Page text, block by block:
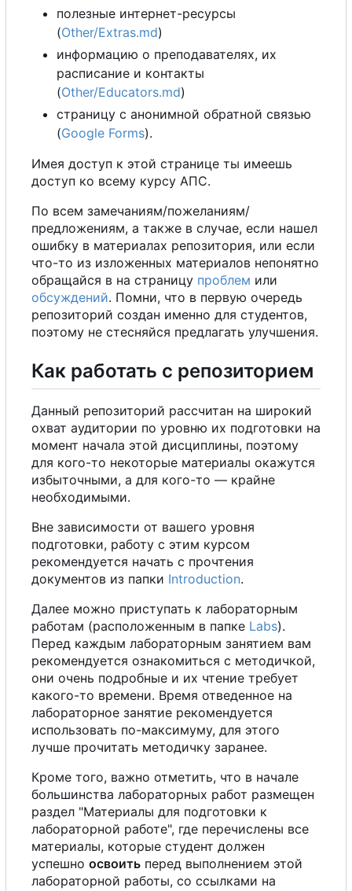
полезные интернет-ресурсы
(Other/Extras.md)
информацию о преподавателях, их
расписание и контакты
(Other/Educators.md)
страницу с анонимной обратной связью
(Google Forms).
Имея доступ к этой странице ты имеешь
доступ ко всему курсу АПС.
По всем замечаниям/пожеланиям/
предложениям, а также в случае, если нашел
ошибку в материалах репозитория, или если
что-то из изложенных материалов непонятно
обращайся в на страницу проблем или
обсуждений. Помни, что в первую очередь
репозиторий создан именно для студентов,
поэтому не стесняйся предлагать улучшения.
Как работать с репозиторием
Данный репозиторий рассчитан на широкий
охват аудитории по уровню их подготовки на
момент начала этой дисциплины, поэтому
для кого-то некоторые материалы окажутся
избыточными, а для кого-то — крайне
необходимыми.
Вне зависимости от вашего уровня
подготовки, работу с этим курсом
рекомендуется начать с прочтения
документов из папки Introduction.
Далее можно приступать к лабораторным
работам (расположенным в папке Labs).
Перед каждым лабораторным занятием вам
рекомендуется ознакомиться с методичкой,
они очень подробные и их чтение требует
какого-то времени. Время отведенное на
лабораторное занятие рекомендуется
использовать по-максимуму, для этого
лучше прочитать методичку заранее.
Кроме того, важно отметить, что в начале
большинства лабораторных работ размещен
раздел "Материалы для подготовки к
лабораторной работе", где перечислены все
материалы, которые студент должен
успешно освоить перед выполнением этой
лабораторной работы, со ссылками на